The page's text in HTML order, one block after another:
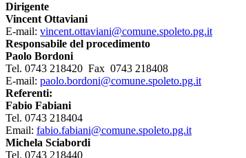
Dirigente
Vincent Ottaviani
E-mail: vincent.ottaviani@comune.spoleto.pg.it
Responsabile del procedimento
Paolo Bordoni
Tel. 0743 218420 Fax 0743 218408
E-mail: paolo.bordoni@comune.spoleto.pg.it
Referenti:
Fabio Fabiani
Tel. 0743 218404
Email: fabio.fabiani@comune.spoleto.pg.it
Michela Sciabordi
Tel. 0743 218440